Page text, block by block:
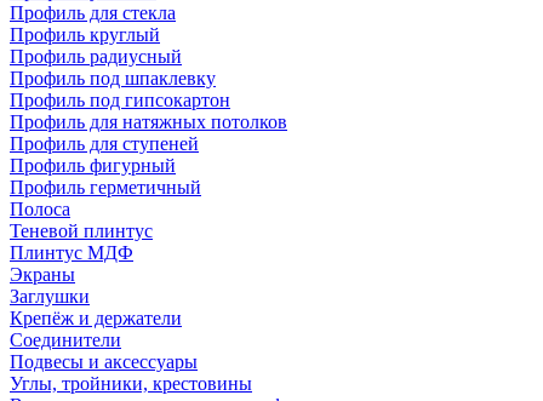
Профиль для стекла
Профиль круглый
Профиль радиусный
Профиль под шпаклевку
Профиль под гипсокартон
Профиль для натяжных потолков
Профиль для ступеней
Профиль фигурный
Профиль герметичный
Полоса
Теневой плинтус
Плинтус МДФ
Экраны
Заглушки
Крепёж и держатели
Соединители
Подвесы и аксессуары
Углы, тройники, крестовины